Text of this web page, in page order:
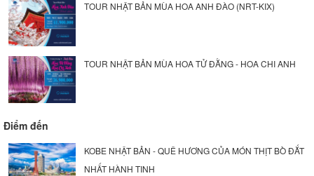
TOUR NHẬT BẢN MÙA HOA ANH ĐÀO (NRT-KIX)
TOUR NHẬT BẢN MÙA HOA TỬ ĐẰNG - HOA CHI ANH
Điểm đến
KOBE NHẬT BẢN - QUÊ HƯƠNG CỦA MÓN THỊT BÒ ĐẮT
NHẤT HÀNH TINH